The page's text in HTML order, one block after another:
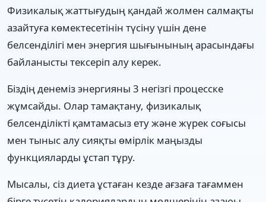
Физикалық жаттығудың қандай жолмен салмақты
азайтуға көмектесетінін түсіну үшін дене
белсенділігі мен энергия шығынының арасындағы
байланысты тексеріп алу керек.
Біздің денеміз энергияны 3 негізгі процесске
жұмсайды. Олар тамақтану, физикалық
белсенділікті қамтамасыз ету және жүрек соғысы
мен тыныс алу сияқты өмірлік маңызды
функцияларды ұстап тұру.
Мысалы, сіз диета ұстаған кезде ағзаға тағаммен